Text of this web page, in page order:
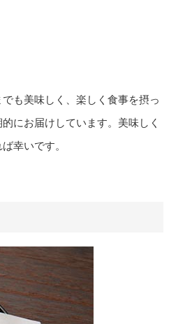
も美味しく、楽しく食事を摂っ
にお届けしています。美味しく
幸いです。